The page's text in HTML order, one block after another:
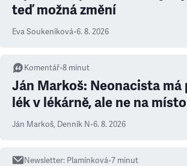
teď možná změní
Eva Soukeníková•6. 8. 2026
Komentář•8 minut
Ján Markoš: Neonacista má
lék v lékárně, ale ne na
Ján Markoš, Denník N•6. 8. 2026
Newsletter: Plamínková•7 minut